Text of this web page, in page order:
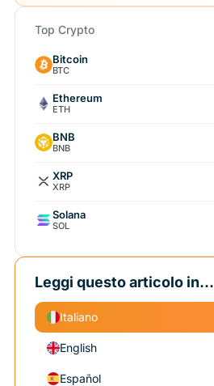
Top Crypto
Bitcoin
BTC
Ethereum
ETH
BNB
BNB
XRP
XRP
Solana
SOL
Leggi questo articolo in...
Italiano
English
Español